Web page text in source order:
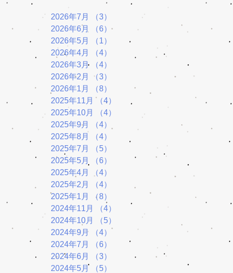
2026年7月 （3）
3件の記事
2026年6月
（6） 6件の記事
2026年5月
（1）
1件の記事
2026年4月
（4）
2026年3月
（4）
2026年2月
（3）
2026年1月
（8）
8件の記事
2025年11月 （4）
2025年10月
（4）
2025年9月
（4）
2025年8月
（4）
2025年7月
（5）
2025年5月
（6）
6件の記事
2025年4月
（4）
2025年2月
（4）
2025年1月
（8）
2024年11月
（4）
2024年10月
（5）
5件の記事
2024年9月
（4）
4件の記事
2024年7月
（6）
6件の記事
2024年6月
（3）
3件の記事
2024年5月
（5）